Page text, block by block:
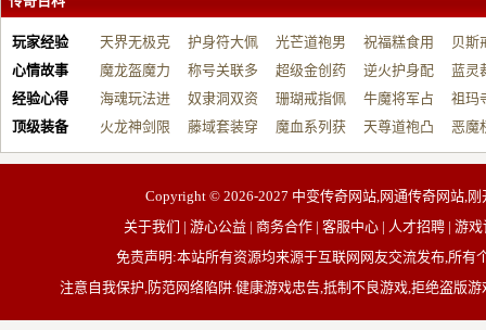
玩家经验
天界无极克
制…
护身符大佩
戴…
光芒道袍男
战…
祝福糕食用
帮…
贝斯
开…
心情故事
魔龙盔魔力
增…
称号关联多
元…
超级金创药
带…
逆火护身配
祝…
蓝灵
台…
经验心得
海魂玩法进
阶…
奴隶洞双资
源…
珊瑚戒指佩
戴…
牛魔将军占
占…
祖玛
动…
顶级装备
火龙神剑限
制…
藤域套装穿
戴…
魔血系列获
取…
天尊道袍凸
显…
恶魔
有…
Copyright © 2026-2027 中变传奇网站,网通传奇网站,
关于我们 | 游心公益 | 商务合作 | 客服中心 | 人才招聘 | 游
免责声明:本站所有资源均来源于互联网网友交流发布,所
注意自我保护,防范网络陷阱.健康游戏忠告,抵制不良游戏,拒绝盗版